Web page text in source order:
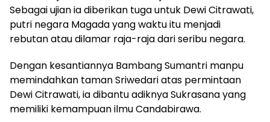
Sebagai ujian ia diberikan tuga untuk Dewi Citrawati,
putri negara Magada yang waktu itu menjadi
rebutan atau dilamar raja-raja dari seribu negara.
Dengan kesantiannya Bambang Sumantri manpu
memindahkan taman Sriwedari atas permintaan
Dewi Citrawati, ia dibantu adiknya Sukrasana yang
memiliki kemampuan ilmu Candabirawa.